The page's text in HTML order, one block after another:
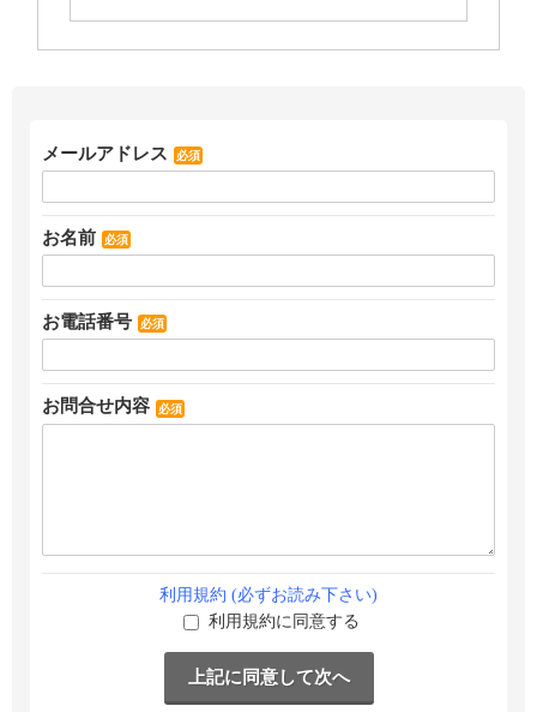
メールアドレス 必須
お名前 必須
お電話番号 必須
お問合せ内容 必須
利用規約 (必ずお読み下さい)
利用規約に同意する